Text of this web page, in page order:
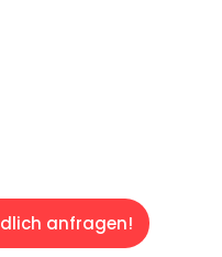
anfragen!